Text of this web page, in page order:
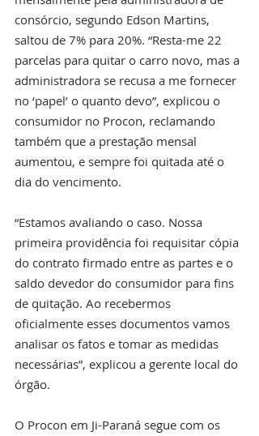
consórcio, segundo Edson Martins,
saltou de 7% para 20%. “Resta-me 22
parcelas para quitar o carro novo, mas a
administradora se recusa a me fornecer
no ‘papel’ o quanto devo”, explicou o
consumidor no Procon, reclamando
também que a prestação mensal
aumentou, e sempre foi quitada até o
dia do vencimento.
“Estamos avaliando o caso. Nossa
primeira providência foi requisitar cópia
do contrato firmado entre as partes e o
saldo devedor do consumidor para fins
de quitação. Ao recebermos
oficialmente esses documentos vamos
analisar os fatos e tomar as medidas
necessárias”, explicou a gerente local do
órgão.
O Procon em Ji-Paraná segue com os